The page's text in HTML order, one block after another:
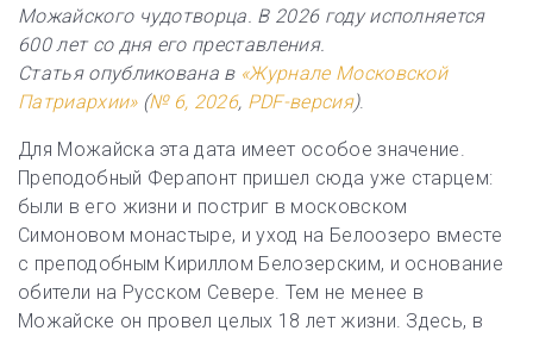
Можайского чудотворца. В 2026 году исполняется
600 лет со дня его преставления.
Статья опубликована в «Журнале Московской
Патриархии»(№ 6, 2026, PDF-версия).
Для Можайска эта дата имеет особое значение.
Преподобный Ферапонт пришел сюда уже старцем:
были в его жизни и постриг в московском
Симоновом монастыре, и уход на Белоозеро вместе
с преподобным Кириллом Белозерским, и основание
обители на Русском Севере. Тем не менее в
Можайске он провел целых 18 лет жизни. Здесь, в